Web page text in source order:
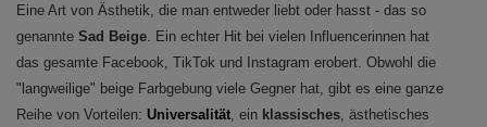
Eine Art von Ästhetik, die man entweder liebt oder hasst - das so
genannte Sad Beige. Ein echter Hit bei vielen Influencerinnen hat
das gesamte Facebook, TikTok und Instagram erobert. Obwohl die
"langweilige" beige Farbgebung viele Gegner hat, gibt es eine ganze
Reihe von Vorteilen: Universalität, ein klassisches, ästhetisches